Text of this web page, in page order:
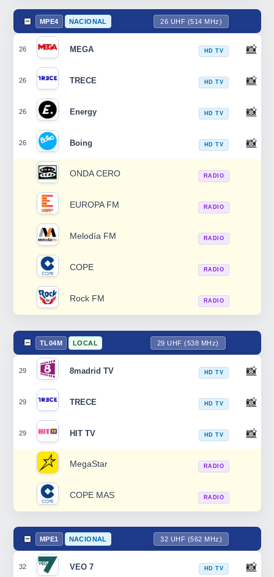
MPE4 NACIONAL 26 UHF (514 MHz)
26 MEGA HD TV 📸
26 TRECE HD TV 📸
26 Energy HD TV 📸
26 Boing HD TV 📸
ONDA CERO RADIO
EUROPA FM RADIO
Melodía FM RADIO
COPE RADIO
Rock FM RADIO
TL04M LOCAL 29 UHF (538 MHz)
29 8madrid TV HD TV 📸
29 TRECE HD TV 📸
29 HIT TV HD TV 📸
MegaStar RADIO
COPE MAS RADIO
MPE1 NACIONAL 32 UHF (562 MHz)
32 VEO 7 HD TV 📸